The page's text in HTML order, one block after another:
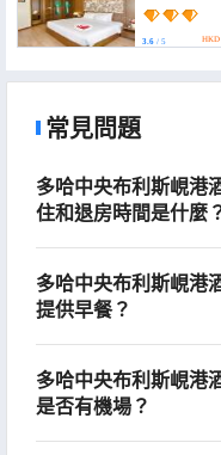
3.6 / 5 HKD
常見問題
多哈中央布利斯峴港
住和退房時間是什麼
多哈中央布利斯峴港
提供早餐？
多哈中央布利斯峴港
是否有機場？